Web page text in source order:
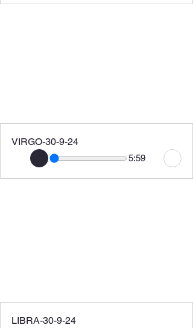
VIRGO-30-9-24
5:59
LIBRA-30-9-24